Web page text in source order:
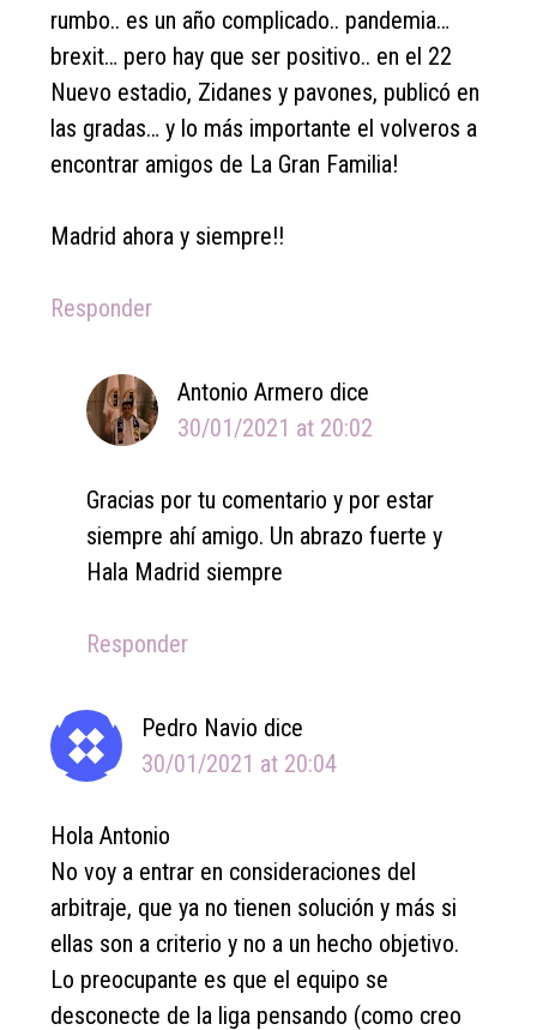
rumbo.. es un año complicado.. pandemia…
brexit… pero hay que ser positivo.. en el 22
Nuevo estadio, Zidanes y pavones, publicó en
las gradas… y lo más importante el volveros a
encontrar amigos de La Gran Familia!
Madrid ahora y siempre!!
Responder
Antonio Armero dice
30/01/2021 at 20:02
Gracias por tu comentario y por estar
siempre ahí amigo. Un abrazo fuerte y
Hala Madrid siempre
Responder
Pedro Navio dice
30/01/2021 at 20:04
Hola Antonio
No voy a entrar en consideraciones del
arbitraje, que ya no tienen solución y más si
ellas son a criterio y no a un hecho objetivo.
Lo preocupante es que el equipo se
desconecte de la liga pensando (como creo